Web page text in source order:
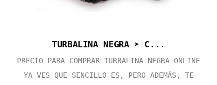
TURBALINA NEGRA ➤ C...
PRECIO PARA COMPRAR TURBALINA NEGRA ONLINE
YA VES QUE SENCILLO ES, PERO ADEMÁS, TE